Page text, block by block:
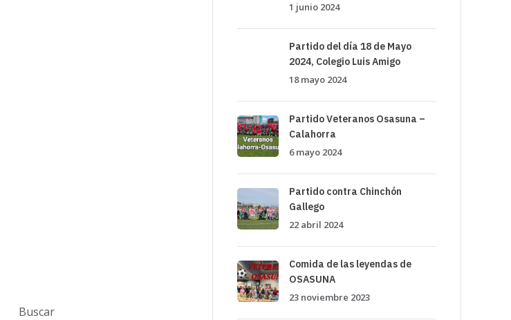
Buscar
1 junio 2024
Partido del día 18 de Mayo
2024, Colegio Luis Amigo
18 mayo 2024
Partido Veteranos Osasuna –
Calahorra
6 mayo 2024
Partido contra Chinchón
Gallego
22 abril 2024
Comida de las leyendas de
OSASUNA
23 noviembre 2023